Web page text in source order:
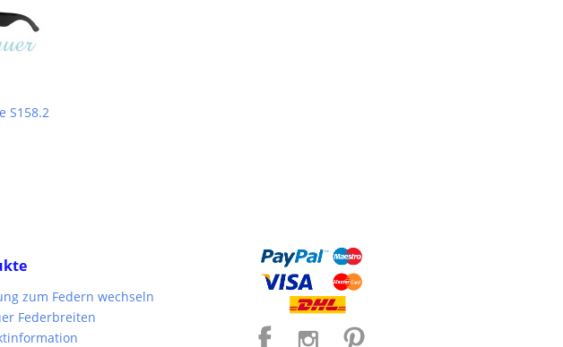
S158.2
zum Federn wechseln
Federbreiten